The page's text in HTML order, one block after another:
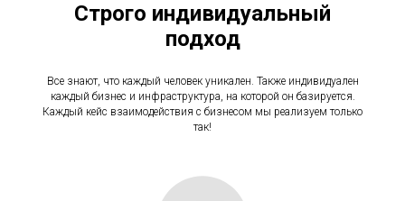
Строго индивидуальный
подход
Все знают, что каждый человек уникален. Также индивидуален
каждый бизнес и инфраструктура, на которой он базируется.
Каждый кейс взаимодействия с бизнесом мы реализуем только
так!